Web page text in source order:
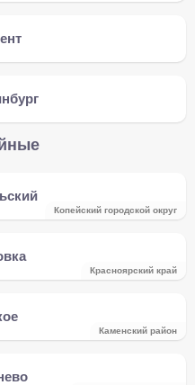
Копейский городской округ
Красноярский край
Каменский район